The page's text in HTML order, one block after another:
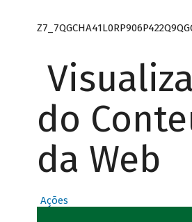
do
da Web
Ações